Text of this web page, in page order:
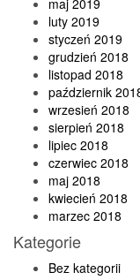
luty 2019
styczeń 2019
grudzień 2018
listopad 2018
październik
wrzesień 2018
sierpień 2018
lipiec 2018
czerwiec 2018
maj 2018
kwiecień 2018
marzec 2018
Kategorie
Bez kategorii